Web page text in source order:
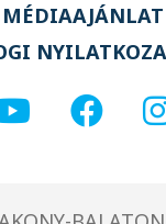
MÉDIAAJÁNLAT